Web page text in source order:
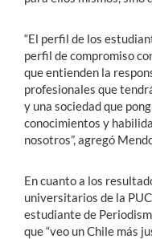
“El perfil de los
perfil de compromiso
que entienden la
profesionales que
y una sociedad que
conocimientos y
nosotros”, agregó
En cuanto a los
universitarios de la
estudiante de
que “veo un Chile más